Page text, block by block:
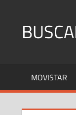
contenido
Fijos
y
MOVISTAR